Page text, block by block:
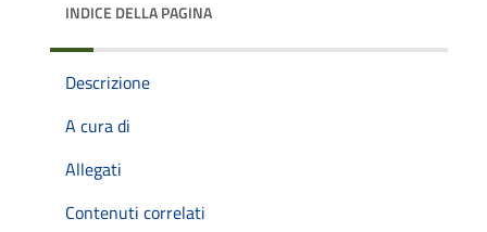
INDICE DELLA PAGINA
Descrizione
A cura di
Allegati
Contenuti correlati